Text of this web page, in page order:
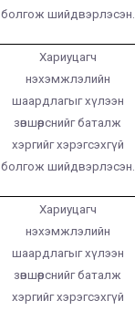
болгож шийдвэрлэсэн.
Хариуцагч
нэхэмжлэлийн
шаардлагыг хүлээн
зөвшөөрснийг баталж
хэргийг хэрэгсэхгүй
болгож шийдвэрлэсэн.
Хариуцагч
нэхэмжлэлийн
шаардлагыг хүлээн
зөвшөөрснийг баталж
хэргийг хэрэгсэхгүй